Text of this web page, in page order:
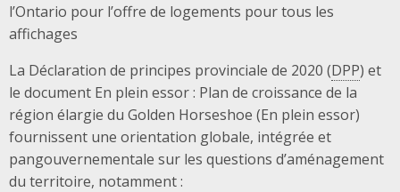
l’Ontario pour l’offre de logements pour tous les
affichages
La Déclaration de principes provinciale de 2020 (DPP) et
le document En plein essor : Plan de croissance de la
région élargie du Golden Horseshoe (En plein essor)
fournissent une orientation globale, intégrée et
pangouvernementale sur les questions d’aménagement
du territoire, notamment :